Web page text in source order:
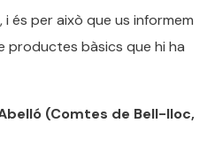
és per això que us informem
productes bàsics que hi ha
(Comtes de Bell-lloc,